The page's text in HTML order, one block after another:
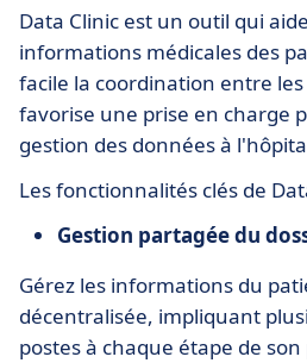
Data Clinic est un outil qui
informations médicales des
facile la coordination entre
favorise une prise en charge
gestion des données à
Les fonctionnalités clés de
Gestion partagée du
Gérez les informations du
décentralisée, impliquant
postes à chaque étape de son